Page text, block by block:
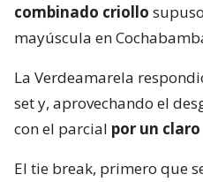
combinado criollo
mayúscula en
La Verdeamarela
set y, aprovechando el
con el parcial por un claro
El tie break, primero que